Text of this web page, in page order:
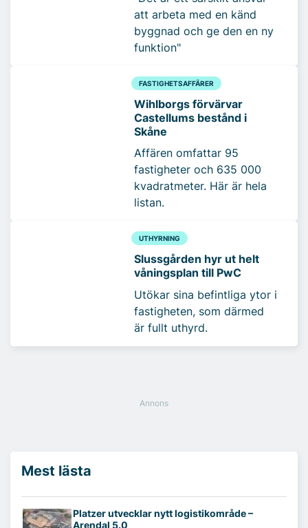
att arbeta med en känd
byggnad och ge den en ny
funktion"
FASTIGHETSAFFÄRER
Wihlborgs förvärvar
Castellums bestånd i
Skåne
Affären omfattar 95
fastigheter och 635 000
kvadratmeter. Här är hela
listan.
UTHYRNING
Slussgården hyr ut helt
våningsplan till PwC
Utökar sina befintliga ytor i
fastigheten, som därmed
är fullt uthyrd.
Mest lästa
Platzer utvecklar nytt logistikområde –
Arendal 5.0